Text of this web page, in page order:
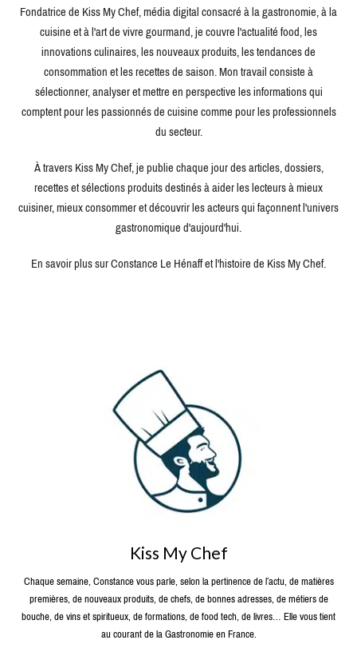
Fondatrice de Kiss My Chef, média digital consacré à la gastronomie, à la
cuisine et à l'art de vivre gourmand, je couvre l'actualité food, les
innovations culinaires, les nouveaux produits, les tendances de
consommation et les recettes de saison. Mon travail consiste à
sélectionner, analyser et mettre en perspective les informations qui
comptent pour les passionnés de cuisine comme pour les professionnels
du secteur.
À travers Kiss My Chef, je publie chaque jour des articles, dossiers,
recettes et sélections produits destinés à aider les lecteurs à mieux
cuisiner, mieux consommer et découvrir les acteurs qui façonnent l'univers
gastronomique d'aujourd'hui.
En savoir plus sur Constance Le Hénaff et l'histoire de Kiss My Chef.
Kiss My Chef
Chaque semaine, Constance vous parle, selon la pertinence de l’actu, de matières
premières, de nouveaux produits, de chefs, de bonnes adresses, de métiers de
bouche, de vins et spiritueux, de formations, de food tech, de livres… Elle vous tient
au courant de la Gastronomie en France.